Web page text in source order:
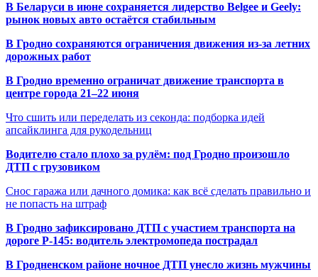
В Беларуси в июне сохраняется лидерство Belgee и Geely:
рынок новых авто остаётся стабильным
В Гродно сохраняются ограничения движения из-за летних
дорожных работ
В Гродно временно ограничат движение транспорта в
центре города 21–22 июня
Что сшить или переделать из секонда: подборка идей
апсайклинга для рукодельниц
Водителю стало плохо за рулём: под Гродно произошло
ДТП с грузовиком
Снос гаража или дачного домика: как всё сделать правильно и
не попасть на штраф
В Гродно зафиксировано ДТП с участием транспорта на
дороге Р-145: водитель электромопеда пострадал
В Гродненском районе ночное ДТП унесло жизнь мужчины